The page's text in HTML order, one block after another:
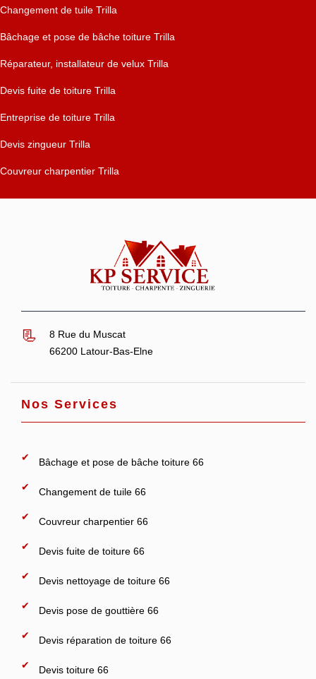
Changement de tuile Trilla
Bâchage et pose de bâche toiture Trilla
Réparateur, installateur de velux Trilla
Devis fuite de toiture Trilla
Entreprise de toiture Trilla
Devis zingueur Trilla
Couvreur charpentier Trilla
8 Rue du Muscat
66200 Latour-Bas-Elne
Nos Services
Bâchage et pose de bâche toiture 66
Changement de tuile 66
Couvreur charpentier 66
Devis fuite de toiture 66
Devis nettoyage de toiture 66
Devis pose de gouttière 66
Devis réparation de toiture 66
Devis toiture 66